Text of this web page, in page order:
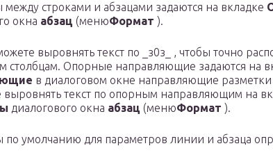
строками и абзацами задаются на вкладке
окна абзац (менюФормат ).
выровнять текст по _з0з_ , чтобы точно
столбцам. Опорные направляющие задаются на
в диалоговом окне направляющие
текст по опорным направляющим на
диалогового окна абзац (менюФормат ).
по умолчанию для параметров линии и абзаца